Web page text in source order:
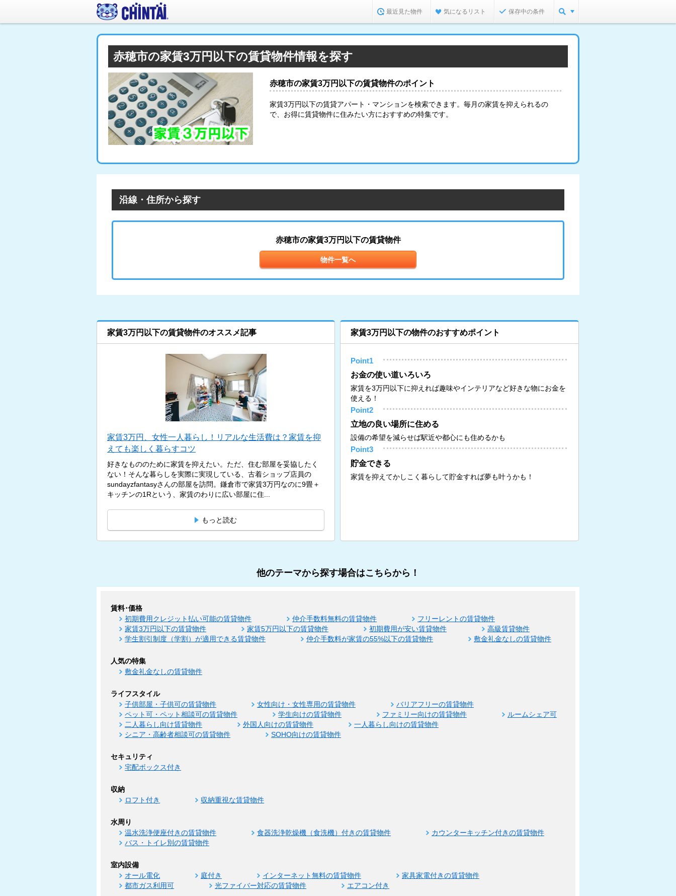
最近見た物件 気になるリスト 保存中の条件
赤穂市の家賃3万円以下の賃貸物件情報を探す
赤穂市の家賃3万円以下の賃貸物件のポイント
家賃3万円以下の賃貸アパート・マンションを検索できます。毎月の家賃を抑えられるの
で、お得に賃貸物件に住みたい方におすすめの特集です。
沿線・住所から探す
赤穂市の家賃3万円以下の賃貸物件
物件一覧へ
家賃3万円以下の賃貸物件のオススメ記事
家賃3万円、女性一人暮らし！リアルな生活費は？家賃を抑
えても楽しく暮らすコツ
好きなもののために家賃を抑えたい。ただ、住む部屋を妥協したく
ない！そんな暮らしを実際に実現している、古着ショップ店員の
sundayzfantasyさんの部屋を訪問。鎌倉市で家賃3万円なのに9畳＋
キッチンの1Rという、家賃のわりに広い部屋に住...
もっと読む
家賃3万円以下の物件のおすすめポイント
Point1
お金の使い道いろいろ
家賃を3万円以下に抑えれば趣味やインテリアなど好きな物にお金を
使える！
Point2
立地の良い場所に住める
設備の希望を減らせば駅近や都心にも住めるかも
Point3
貯金できる
家賃を抑えてかしこく暮らして貯金すれば夢も叶うかも！
他のテーマから探す場合はこちらから！
賃料･価格
初期費用クレジット払い可能の賃貸物件 仲介手数料無料の賃貸物件
フリーレントの賃貸物件
家賃3万円以下の賃貸物件
家賃5万円以下の賃貸物件 初期費用が安い賃貸物件
高級賃貸物件
学生割引制度（学割）が適用できる賃貸物件
仲介手数料が家賃の55%以下の賃貸物件 敷金礼金なしの賃貸物件
人気の特集
敷金礼金なしの賃貸物件
ライフスタイル
子供部屋・子供可の賃貸物件 女性向け・女性専用の賃貸物件
バリアフリーの賃貸物件
ペット可・ペット相談可の賃貸物件
学生向けの賃貸物件 ファミリー向けの賃貸物件
ルームシェア可
二人暮らし向け賃貸物件
外国人向けの賃貸物件
一人暮らし向けの賃貸物件
シニア・高齢者相談可の賃貸物件
SOHO向けの賃貸物件
セキュリティ
宅配ボックス付き
収納
ロフト付き 収納重視な賃貸物件
水周り
温水洗浄便座付きの賃貸物件 食器洗浄乾燥機（食洗機）付きの賃貸物件
カウンターキッチン付きの賃貸物件
バス・トイレ別の賃貸物件
室内設備
オール電化 庭付き インターネット無料の賃貸物件
家具家電付きの賃貸物件
都市ガス利用可
光ファイバー対応の賃貸物件 エアコン付き